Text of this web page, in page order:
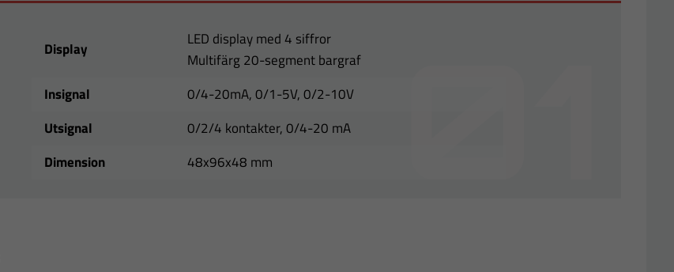
Display
LED display med 4 siffror
Multifärg 20-segment bargraf
Insignal
0/4-20mA, 0/1-5V, 0/2-10V
Utsignal
0/2/4 kontakter, 0/4-20 mA
Dimension
48x96x48 mm